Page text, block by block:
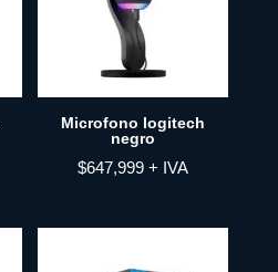
Microfono logitech
negro
$647,999 + IVA